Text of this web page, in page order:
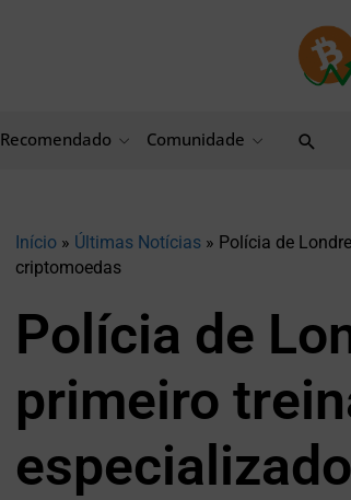
Recomendado Comunidade
Início » Últimas Notícias » Polícia de
criptomoedas
Polícia de
primeiro